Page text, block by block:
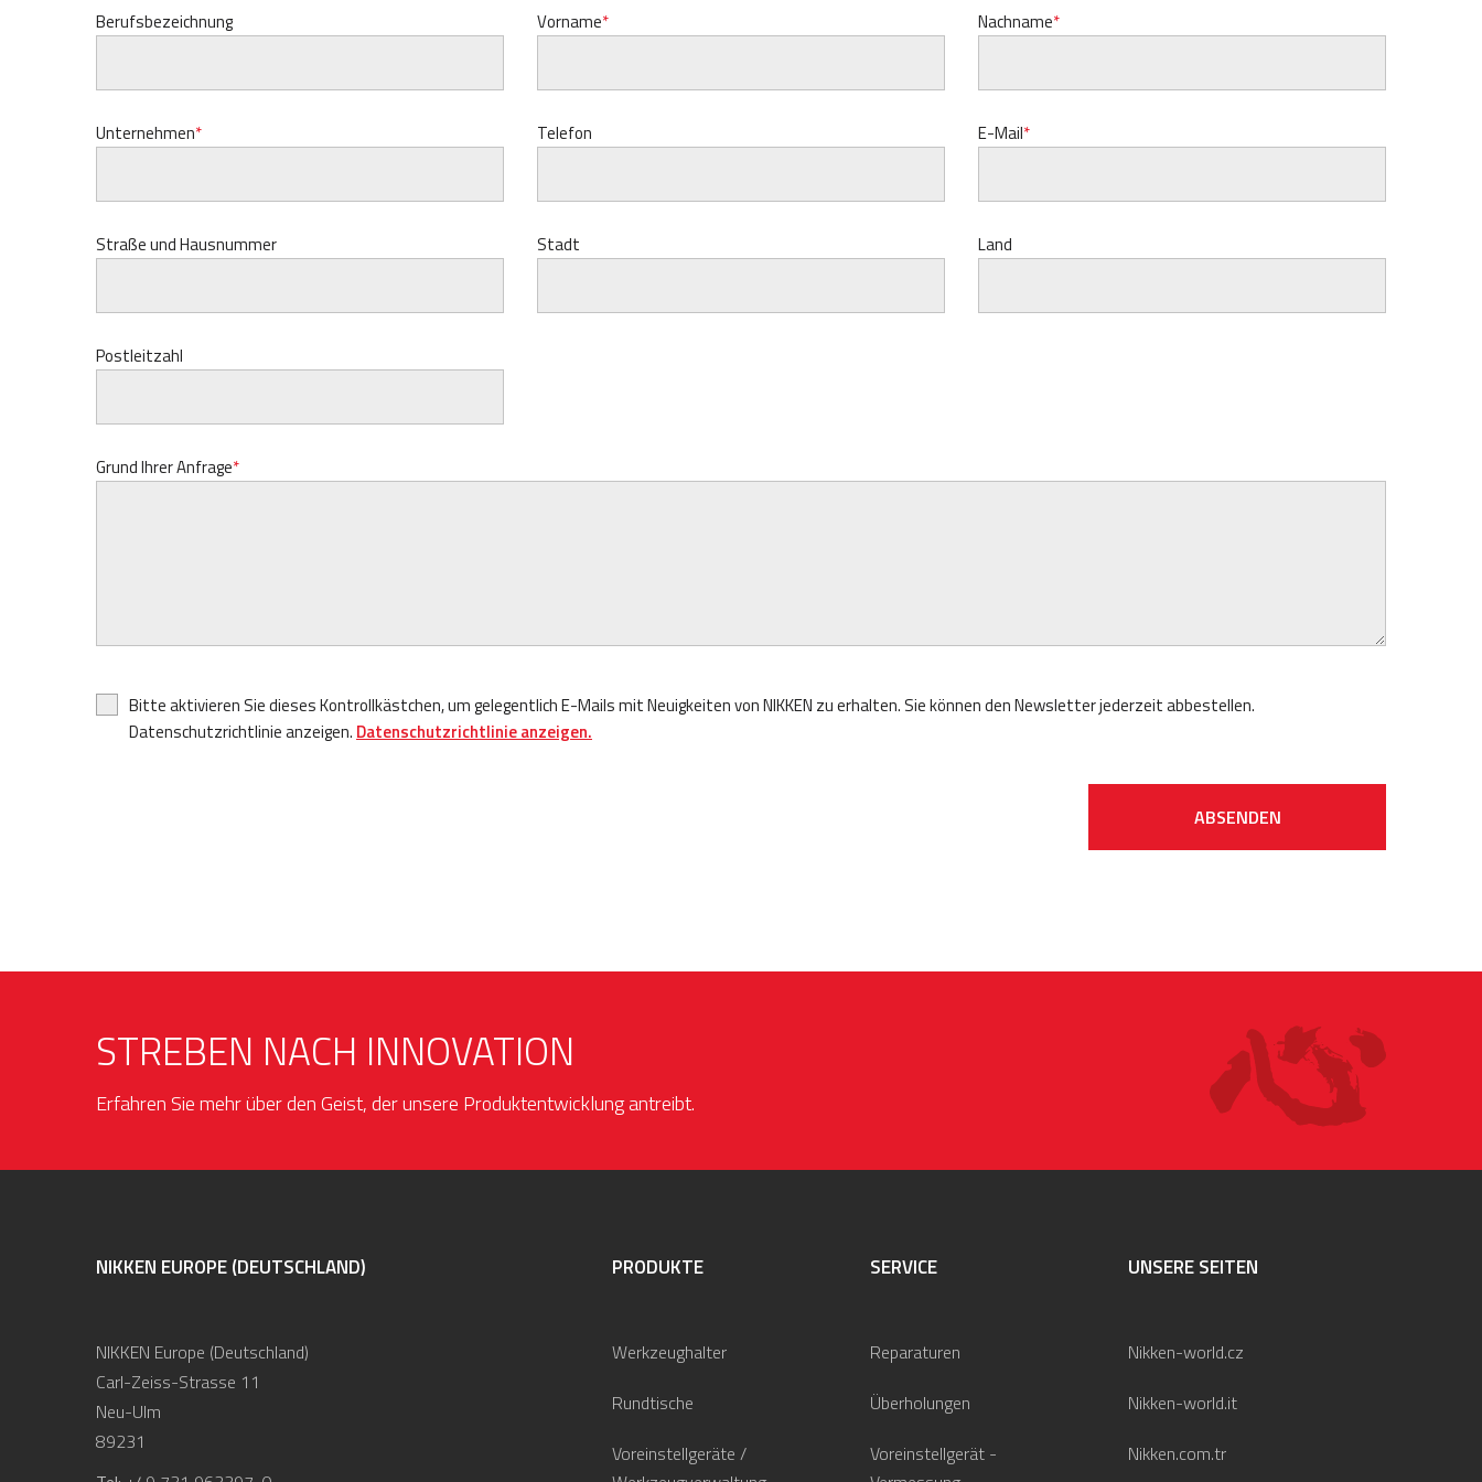
Berufsbezeichnung Vorname Nachname
Unternehmen Telefon E-Mail
Straße und Hausnummer Stadt Land
Postleitzahl
Grund Ihrer Anfrage
Bitte aktivieren Sie dieses Kontrollkästchen, um gelegentlich E-Mails mit Neuigkeiten von NIKKEN zu erhalten. Sie können den Newsletter jederzeit abbestellen.
Datenschutzrichtlinie anzeigen. Datenschutzrichtlinie anzeigen.
ABSENDEN
STREBEN NACH INNOVATION
Erfahren Sie mehr über den Geist, der unsere Produktentwicklung antreibt.
NIKKEN EUROPE (DEUTSCHLAND)
NIKKEN Europe (Deutschland)
Carl-Zeiss-Strasse 11
Neu-Ulm
89231
PRODUKTE
Werkzeughalter
Rundtische
Voreinstellgeräte /
SERVICE
Reparaturen
Überholungen
Voreinstellgerät -
UNSERE SEITEN
Nikken-world.cz
Nikken-world.it
Nikken.com.tr